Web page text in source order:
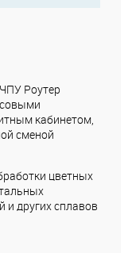
Роутер
кабинетом,
сменой
цветных
и других сплавов